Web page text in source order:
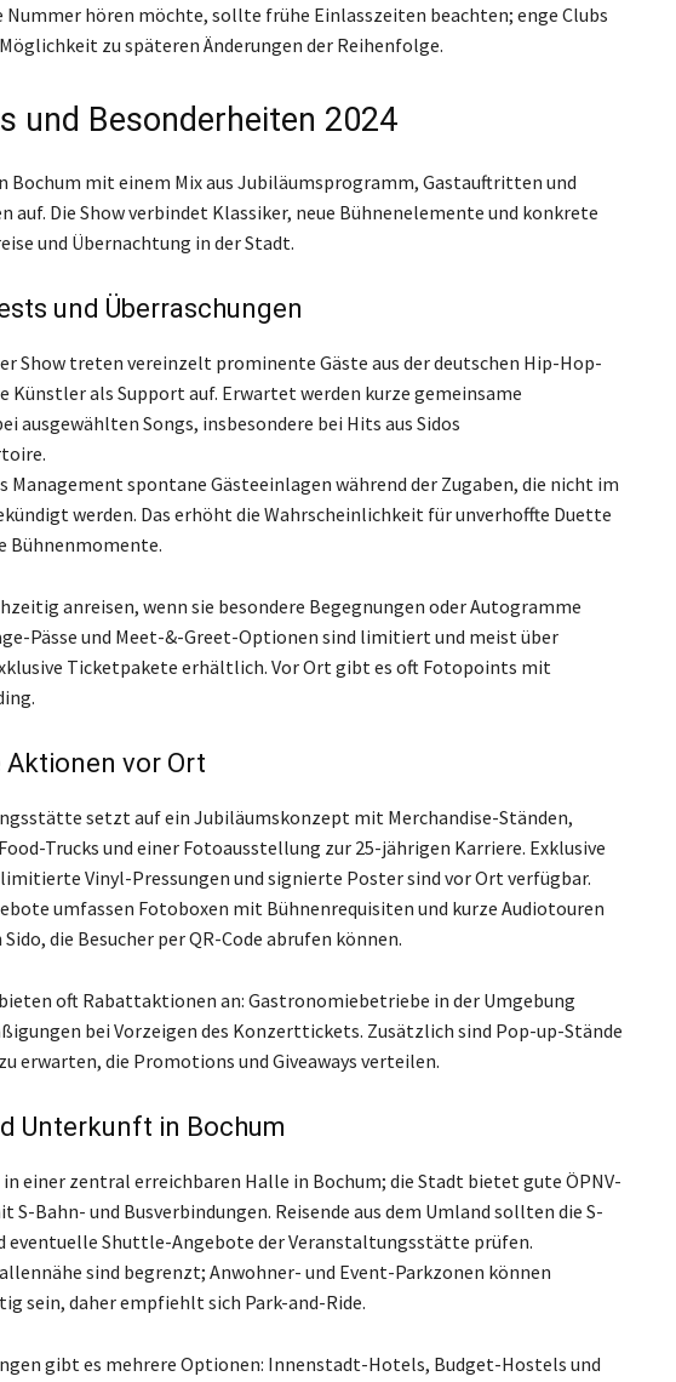
hören möchte, sollte frühe Einlasszeiten beachten; enge Clubs
zu späteren Änderungen der Reihenfolge.
und Besonderheiten 2024
Bochum mit einem Mix aus Jubiläumsprogramm, Gastauftritten und
auf. Die Show verbindet Klassiker, neue Bühnenelemente und konkrete
und Übernachtung in der Stadt.
und Überraschungen
Show treten vereinzelt prominente Gäste aus der deutschen Hip-Hop-
Künstler als Support auf. Erwartet werden kurze gemeinsame
ausgewählten Songs, insbesondere bei Hits aus Sidos
Management spontane Gästeeinlagen während der Zugaben, die nicht im
werden. Das erhöht die Wahrscheinlichkeit für unverhoffte Duette
Bühnenmomente.
anreisen, wenn sie besondere Begegnungen oder Autogramme
Pässe und Meet-&-Greet-Optionen sind limitiert und meist über
Ticketpakete erhältlich. Vor Ort gibt es oft Fotopoints mit
Aktionen vor Ort
setzt auf ein Jubiläumskonzept mit Merchandise-Ständen,
Trucks und einer Fotoausstellung zur 25-jährigen Karriere. Exklusive
Vinyl-Pressungen und signierte Poster sind vor Ort verfügbar.
umfassen Fotoboxen mit Bühnenrequisiten und kurze Audiotouren
die Besucher per QR-Code abrufen können.
oft Rabattaktionen an: Gastronomiebetriebe in der Umgebung
bei Vorzeigen des Konzerttickets. Zusätzlich sind Pop-up-Stände
erwarten, die Promotions und Giveaways verteilen.
Unterkunft in Bochum
in einer zentral erreichbaren Halle in Bochum; die Stadt bietet gute ÖPNV-
S-Bahn- und Busverbindungen. Reisende aus dem Umland sollten die S-
eventuelle Shuttle-Angebote der Veranstaltungsstätte prüfen.
sind begrenzt; Anwohner- und Event-Parkzonen können
sein, daher empfiehlt sich Park-and-Ride.
gibt es mehrere Optionen: Innenstadt-Hotels, Budget-Hostels und